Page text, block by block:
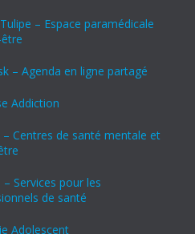
– Espace paramédicale
– Agenda en ligne partagé
Addiction
– Centres de santé mentale et
– Services pour les
de santé
Adolescent